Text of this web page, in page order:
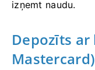
izņemt naudu.
Depozīts
Mastercard)